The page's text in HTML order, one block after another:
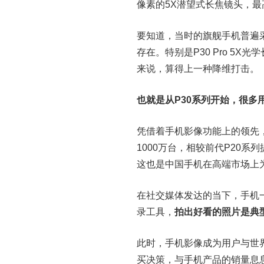
像素的5X潜望式长焦镜头，
要知道，当时的旗舰手机普遍
存在。特别是P30 Pro 5X光
来说，算得上一种降维打击。
也就是从P30系列开始，很多
凭借着手机影像功能上的领先
1000万台，相较前代P20系
这也是中国手机在高端市场上
在社交媒体发达的当下，手机
录工具， 拍出好看的照片是典
此时，手机影像成为用户与
买决策，与手机产品的销量息